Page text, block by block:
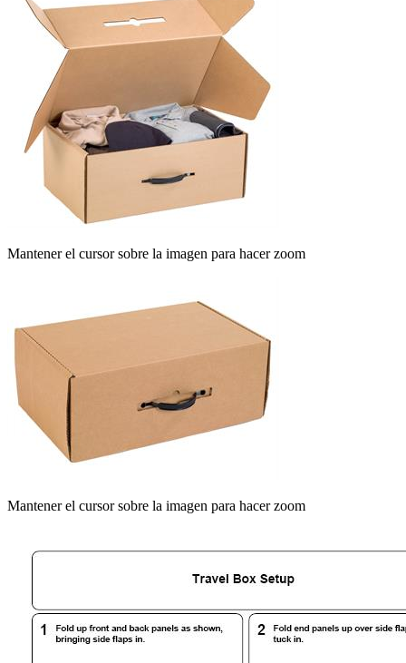
Mantener el cursor sobre la imagen para hacer zoom
Mantener el cursor sobre la imagen para hacer zoom